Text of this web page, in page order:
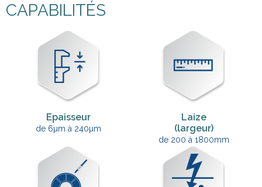
CAPABILITÉS
Epaisseur
de 6µm à 240µm
Laize
(largeur)
de 200 à 1800mm